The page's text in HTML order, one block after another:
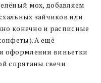
мох, добавляем
зайчиков или
конечно и расписные
А ещё
оформлении виньетки
спрятаны свечи